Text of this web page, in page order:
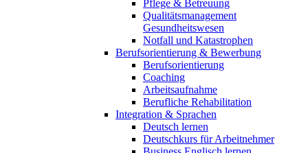
Pflege & Betreuung
Qualitätsmanagement
Gesundheitswesen
Notfall und Katastrophen
Berufsorientierung & Bewerbung
Berufsorientierung
Coaching
Arbeitsaufnahme
Berufliche Rehabilitation
Integration & Sprachen
Deutsch lernen
Deutschkurs für Arbeitnehmer